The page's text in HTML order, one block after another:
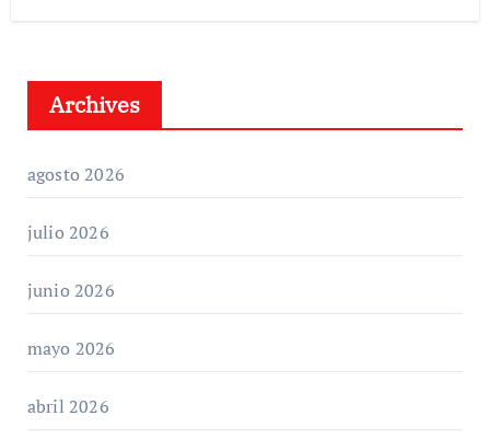
Archives
agosto 2026
julio 2026
junio 2026
mayo 2026
abril 2026